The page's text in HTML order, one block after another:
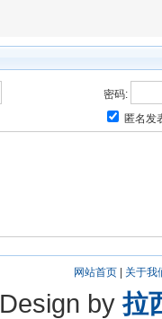
密码:
匿名发
网站首页| 关于我
Design by拉